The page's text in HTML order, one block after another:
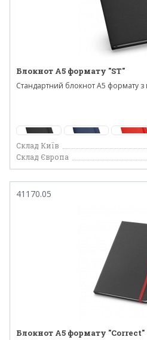
Блокнот А5 формату "ST"
Стандартний блокнот А5 формату
Склад Київ
Склад Європа
41170.05
Блокнот А5 формату "Correct"